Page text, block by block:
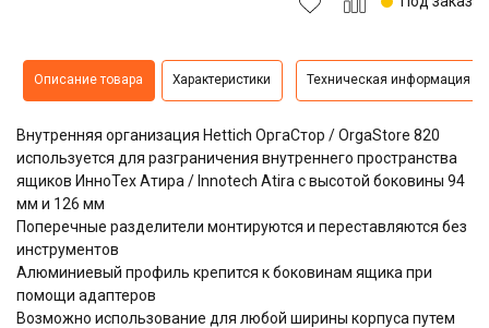
Описание товара Характеристики Техническая информация
Внутренняя организация Hettich ОргаСтор / OrgaStore 820
используется для разграничения внутреннего пространства
ящиков ИнноТех Атира / Innotech Atira с высотой боковины 94
мм и 126 мм
Поперечные разделители монтируются и переставляются без
инструментов
Алюминиевый профиль крепится к боковинам ящика при
помощи адаптеров
Возможно использование для любой ширины корпуса путем